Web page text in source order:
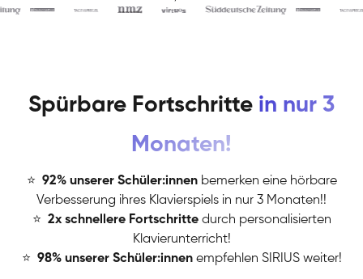
Spürbare Fortschritte in nur 3
Monaten!
⭐ 92% unserer Schüler:innen bemerken eine hörbare
Verbesserung ihres Klavierspiels in nur 3 Monaten!!
⭐ 2x schnellere Fortschritte durch personalisierten
Klavierunterricht!
⭐ 98% unserer Schüler:innen empfehlen SIRIUS weiter!